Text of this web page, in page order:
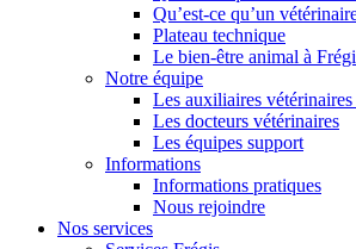
Qu’est-ce qu’un
Plateau technique
Le bien-être animal à
Notre équipe
Les auxiliaires vétérinaires
Les docteurs vétérinaires
Les équipes support
Informations
Informations pratiques
Nous rejoindre
Nos services